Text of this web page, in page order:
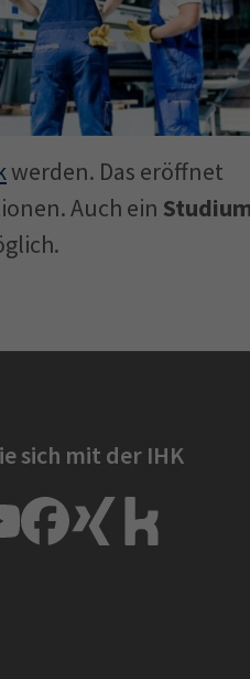
werden. Das eröffnet
Auch ein
sich mit der IHK